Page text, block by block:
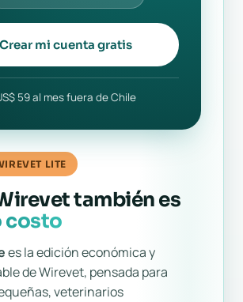
LITE
también es
costo
es la edición económica y
de Wirevet, pensada para
veterinarios
Crear mi cuenta gratis
59 al mes fuera de Chile